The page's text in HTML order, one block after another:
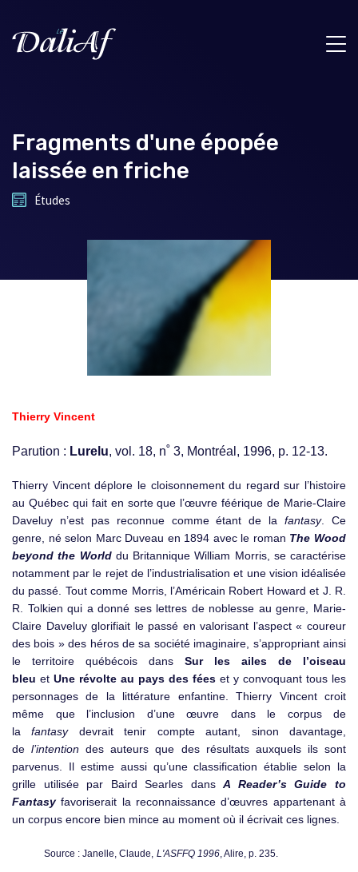
Fragments d'une épopée
laissée en friche
Études
Thierry Vincent
Parution : Lurelu, vol. 18, n˚ 3, Montréal, 1996, p. 12-13.
Thierry Vincent déplore le cloisonnement du regard sur l’histoire
au Québec qui fait en sorte que l’œuvre féérique de Marie-Claire
Daveluy n’est pas reconnue comme étant de lafantasy. Ce
genre, né selon Marc Duveau en 1894 avec le roman The Wood
beyond the Worlddu Britannique William Morris, se caractérise
notamment par le rejet de l’industrialisation et une vision idéalisée
du passé. Tout comme Morris, l’Américain Robert Howard et J. R.
R. Tolkien qui a donné ses lettres de noblesse au genre, Marie-
Claire Daveluy glorifiait le passé en valorisant l’aspect « coureur
des bois » des héros de sa société imaginaire, s’appropriant ainsi
le territoire québécois dans Sur les ailes de l’oiseau
bleu et Une révolte au pays des fées et y convoquant tous les
personnages de la littérature enfantine. Thierry Vincent croit
même que l’inclusion d’une œuvre dans le corpus de
lafantasydevrait tenir compte autant, sinon davantage,
del’intention des auteurs que des résultats auxquels ils sont
parvenus. Il estime aussi qu’une classification établie selon la
grille utilisée par Baird Searles dansA Reader’s Guide to
Fantasyfavoriserait la reconnaissance d’œuvres appartenant à
un corpus encore bien mince au moment où il écrivait ces lignes.
Source : Janelle, Claude, L'ASFFQ 1996, Alire, p. 235.